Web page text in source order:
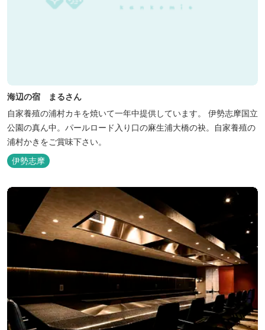
海辺の宿 まるさん
自家養殖の浦村カキを焼いて一年中提供しています。 伊勢志摩国立
公園の真ん中。パールロード入り口の麻生浦大橋の袂。自家養殖の
浦村かきをご賞味下さい。
伊勢志摩